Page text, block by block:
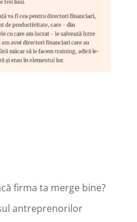
firma ta merge bine?
antreprenorilor